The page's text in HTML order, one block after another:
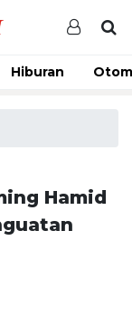
Hiburan
Hamid